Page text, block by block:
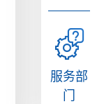
服务部
门